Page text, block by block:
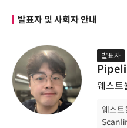
발표자 및 사회자 안내
발표자
웨스트
웨스트